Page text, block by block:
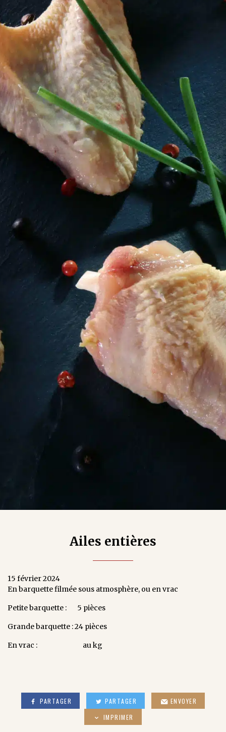
Ailes entières
15 février 2024
En barquette filmée sous atmosphère, ou en vrac
Petite barquette : 5 pièces
Grande barquette : 24 pièces
En vrac : au kg
PARTAGER PARTAGER
ENVOYER
IMPRIMER